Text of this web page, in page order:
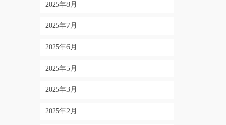
2025年8月
2025年7月
2025年6月
2025年5月
2025年3月
2025年2月